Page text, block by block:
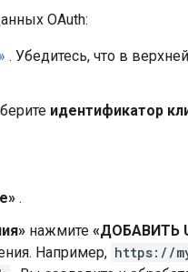
OAuth:
. Убедитесь, что в
идентификатор
.
нажмите «ДОБАВИТЬ
Например, https://